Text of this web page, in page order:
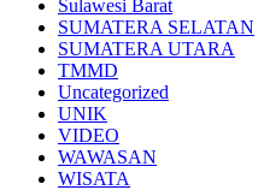
Sulawesi Barat
SUMATERA SELATAN
SUMATERA UTARA
TMMD
Uncategorized
UNIK
VIDEO
WAWASAN
WISATA